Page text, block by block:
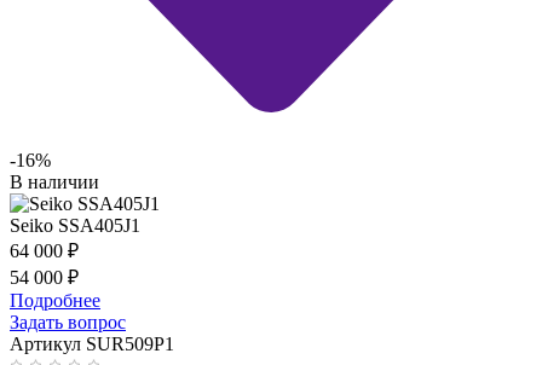
-16%
В наличии
Seiko SSA405J1
64 000 ₽
54 000 ₽
Подробнее
Задать вопрос
Артикул SUR509P1